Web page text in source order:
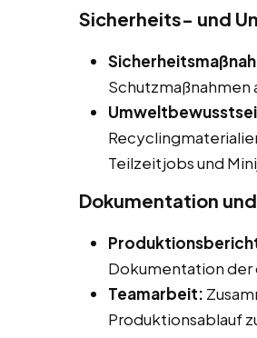
Sicherheits- und
Schutzmaßnahmen
Teilzeitjobs und
Dokumentation
Dokumentation
Teamarbeit:
Produktionsablauf